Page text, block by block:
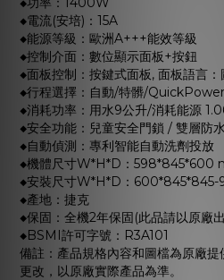
◆電流(安培)：15A
◆能源等級：歐洲A+++能效等級
◆控制介面：數位顯示面板+按鈕
◆面板控制：按鍵式面板, 面板語言：
◆行程選擇：自動/特髒/
◆消耗功率：用水9公升/消耗能源
◆安全功能：兒童安全門鎖 / 雙層防
◆自動偵測：專利智能自動洗劑投放
◆機體尺寸W*H*D：598*845*600
◆安裝尺寸W*H*D：
◆產地：捷克
◆保固：全機2年保固(此品請以原廠
◆BSMI許可字號：R3A101
備註：產品規格內容和圖檔為原廠
更改，以原廠實際產品為準。